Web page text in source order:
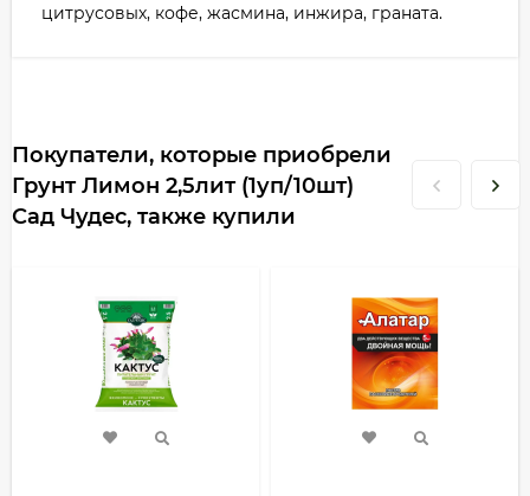
цитрусовых, кофе, жасмина, инжира, граната.
Покупатели, которые приобрели
Грунт Лимон 2,5лит (1уп/10шт)
Сад Чудес, также купили